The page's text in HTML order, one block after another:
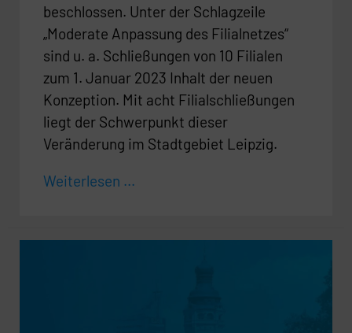
beschlossen. Unter der Schlagzeile
„Moderate Anpassung des Filialnetzes“
sind u. a. Schließungen von 10 Filialen
zum 1. Januar 2023 Inhalt der neuen
Konzeption. Mit acht Filialschließungen
liegt der Schwerpunkt dieser
Veränderung im Stadtgebiet Leipzig.
Weiterlesen ...